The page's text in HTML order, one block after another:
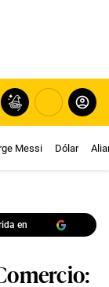
Messi Dólar
en